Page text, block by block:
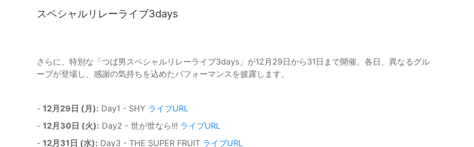
スペシャルリレーライブ3days
さらに、特別な「つば男スペシャルリレーライブ3days」が12月29日から31日まで開催。各日、異なるグル
ープが登場し、感謝の気持ちを込めたパフォーマンスを披露します。
- 12月29日 (月): Day1 - SHY ライブURL
- 12月30日 (火): Day2 - 世が世なら!!! ライブURL
- 12月31日 (水): Day3 - THE SUPER FRUIT ライブURL